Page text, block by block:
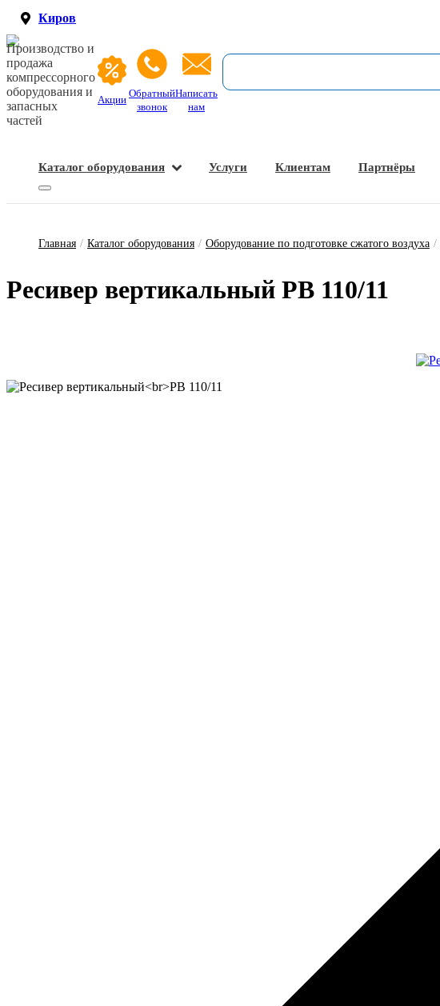
Киров
Производство и
продажа
компрессорного
оборудования и
запасных
частей
Акции
Обратный
звонок
Написать
нам
Каталог оборудования Услуги Клиентам Партнёры
Главная / Каталог оборудования / Оборудование по подготовке сжатого воздуха /
Ре­си­вер вер­ти­каль­ный РВ 110/11